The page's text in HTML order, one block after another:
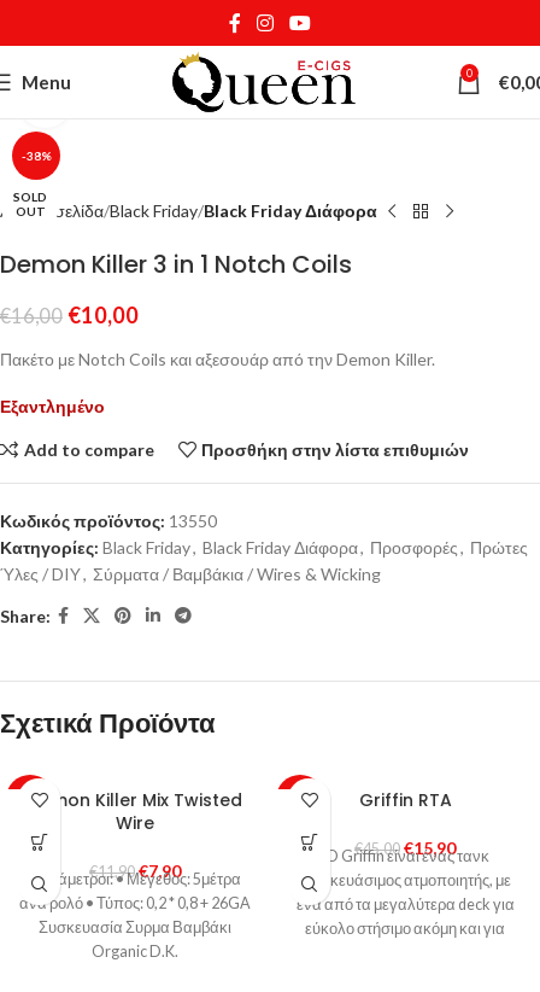
Menu 0 €
-38%
SOLD
OUT
Κάντε κλικ για μεγέθυνση
Αρχική σελίδα Black Friday Black Friday Διάφορα
Demon Killer 3 in 1 Notch Coils
€16,00 €10,00
Πακέτο με Notch Coils και αξεσουάρ από την Demon Killer.
Εξαντλημένο
Add to compare Προσθήκη στην λίστα επιθυμιών
Κωδικός προϊόντος: 13550
Κατηγορίες: Black Friday, Black Friday Διάφορα, Προσφορές, Πρώτες
Ύλες / DIY, Σύρματα / Βαμβάκια / Wires & Wicking
Share:
Σχετικά Προϊόντα
-34%Demon Killer Mix Twisted
Wire
€11,90 €7,90
Παράμετροι: • Μέγεθος: 5μέτρα
ανα ρολό • Τύπος: 0,2 * 0,8 + 26GA
Συσκευασία Συρμα Βαμβάκι
Organic D.K.
-65% Griffin RTA
€45,00 €15,90
O Griffin είναι ένας τανκ
επισκευάσιμος ατμοποιητής, με
ένα από τα μεγαλύτερα deck για
εύκολο στήσιμο ακόμη και για